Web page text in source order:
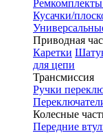
Кусачки/
Приводная
Каретки
для цепи
Трансмиссия
Ручки
Колесные
Передние